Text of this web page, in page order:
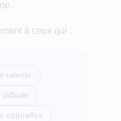
à ceux qui :
ralentir
difficile
naturelles